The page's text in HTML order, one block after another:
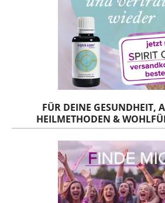
FÜR DEINE GESUNDHEIT,
HEILMETHODEN &